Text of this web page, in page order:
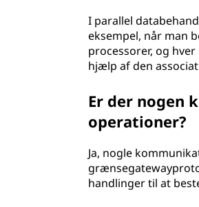
I parallel
eksempel, når man
processorer, og
hjælp af den
Er der nogen
operationer?
Ja, nogle
handlinger til at